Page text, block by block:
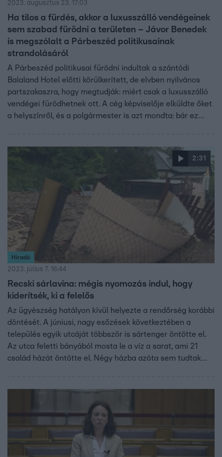
2023. augusztus 23. 17:03
Ha tilos a fürdés, akkor a luxusszálló vendégeinek
sem szabad fürödni a területen – Jávor Benedek
is megszólalt a Párbeszéd politikusainak
strandolásáról
A Párbeszéd politikusai fürödni indultak a szántódi
Balaland Hotel előtti körülkerített, de elvben nyilvános
partszakaszra, hogy megtudják: miért csak a luxusszálló
vendégei fürödhetnek ott. A cég képviselője elküldte őket
a helyszínről, és a polgármester is azt mondta: bár ez
2:31
Híradó
2023. július 7. 16:44
Recski sárlavina: mégis nyomozás indul, hogy
kiderítsék, ki a felelős
Az ügyészség hatályon kívül helyezte a rendőrség korábbi
döntését. A júniusi, nagy esőzések következtében a
település egyik utcáját többször is sártenger öntötte el.
Az utca feletti bányából mosta le a víz a sarat, ami 21
család házát öntötte el. Négy házba azóta sem tudtak